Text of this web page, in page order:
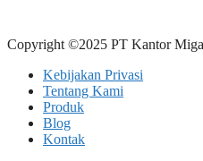
Copyright ©2025 PT Kantor
Kebijakan Privasi
Tentang Kami
Produk
Blog
Kontak